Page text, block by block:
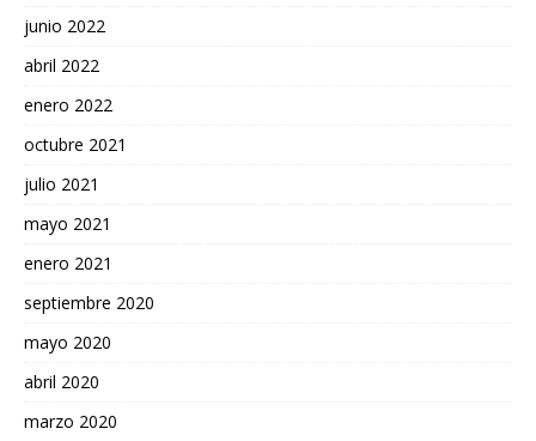
junio 2022
abril 2022
enero 2022
octubre 2021
julio 2021
mayo 2021
enero 2021
septiembre 2020
mayo 2020
abril 2020
marzo 2020